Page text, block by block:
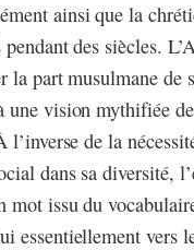
ainsi que la
des siècles.
la part musulmane de
une vision mythifiée
l’inverse de la
dans sa diversité,
mot issu du
essentiellement vers